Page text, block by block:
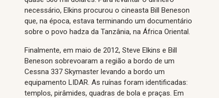
necessário, Elkins procurou o cineasta Bill Beneson
que, na época, estava terminando um documentário
sobre o povo hadza da Tanzânia, na África Oriental.
Finalmente, em maio de 2012, Steve Elkins e Bill
Beneson sobrevoaram a região a bordo de um
Cessna 337 Skymaster levando a bordo um
equipamento LIDAR. As ruínas foram identificadas:
templos, pirâmides, quadras de bola e praças. Em